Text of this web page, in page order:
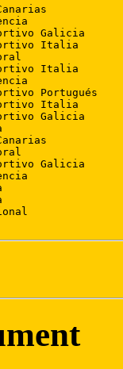
Galicia
Italia
Italia
Portugués
Italia
Galicia
Galicia